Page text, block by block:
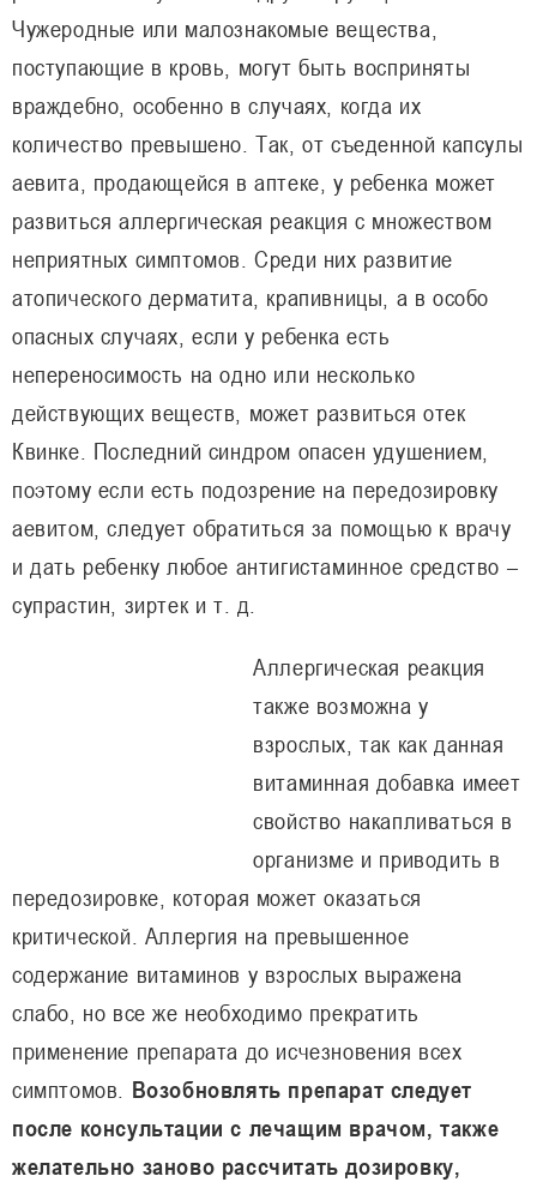
Чужеродные или малознакомые вещества,
поступающие в кровь, могут быть восприняты
враждебно, особенно в случаях, когда их
количество превышено. Так, от съеденной капсулы
аевита, продающейся в аптеке, у ребенка может
развиться аллергическая реакция с множеством
неприятных симптомов. Среди них развитие
атопического дерматита, крапивницы, а в особо
опасных случаях, если у ребенка есть
непереносимость на одно или несколько
действующих веществ, может развиться отек
Квинке. Последний синдром опасен удушением,
поэтому если есть подозрение на передозировку
аевитом, следует обратиться за помощью к врачу
и дать ребенку любое антигистаминное средство –
супрастин, зиртек и т. д.
Аллергическая реакция
также возможна у
взрослых, так как данная
витаминная добавка имеет
свойство накапливаться в
организме и приводить в
передозировке, которая может оказаться
критической. Аллергия на превышенное
содержание витаминов у взрослых выражена
слабо, но все же необходимо прекратить
применение препарата до исчезновения всех
симптомов. Возобновлять препарат следует
после консультации с лечащим врачом, также
желательно заново рассчитать дозировку,